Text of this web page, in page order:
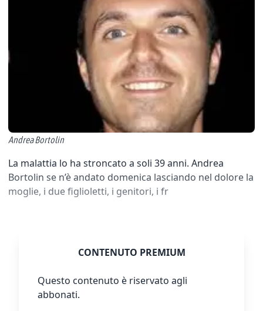
Andrea Bortolin
La malattia lo ha stroncato a soli 39 anni. Andrea
Bortolin se n’è andato domenica lasciando nel dolore la
moglie, i due figlioletti, i genitori, i fr
CONTENUTO PREMIUM
Questo contenuto è riservato agli
abbonati.